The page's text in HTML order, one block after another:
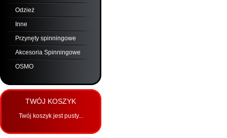
Odzież
Inne
Przynęty spinningowe
Akcesoria Spinningowe
OSMO
TWÓJ KOSZYK
Twój koszyk jest pusty...